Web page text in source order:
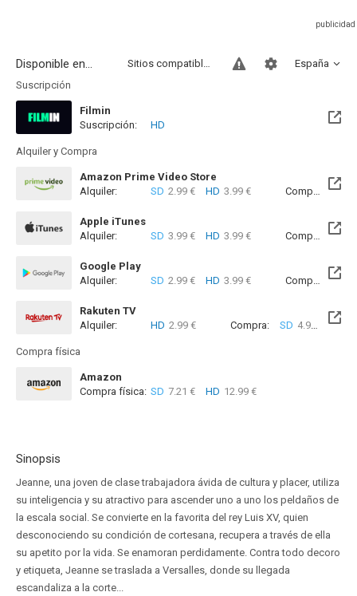
Disponible en... España
Sitios compatibles
Suscripción
Filmin
Disponible hasta el Jue, 31 Dic 2026 (Quedan 4 meses)
Suscripción: HD
Alquiler y Compra
Amazon Prime Video Store
Alquiler:
SD 2.99 € HD 3.99 € Compra: SD
Apple iTunes
Alquiler:
SD 3.99 € HD 3.99 € Compra: SD
Google Play
Alquiler:
SD 2.99 € HD 3.99 € Compra: SD
Rakuten TV
Alquiler:
HD 2.99 € Compra: SD 4.99 € HD
Compra física
Amazon
Compra física: SD 7.21 € HD 12.99 €
Sinopsis
Jeanne, una joven de clase trabajadora ávida de cultura y placer, utiliza
su inteligencia y su atractivo para ascender uno a uno los peldaños de
la escala social. Se convierte en la favorita del rey Luis XV, quien
desconociendo su condición de cortesana, recupera a través de ella
su apetito por la vida. Se enamoran perdidamente. Contra todo decoro
y etiqueta, Jeanne se traslada a Versalles, donde su llegada
escandaliza a la corte...